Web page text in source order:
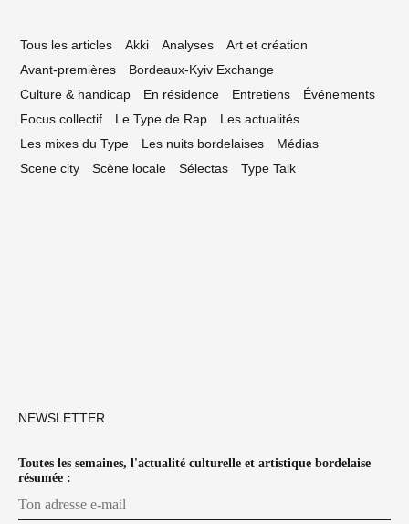
Tous les articles Akki Analyses
Art et création
Avant-premières
Bordeaux-Kyiv Exchange
Culture & handicap
En résidence Entretiens
Événements
Focus collectif
Le Type de Rap
Les actualités
Les mixes du Type
Les nuits bordelaises
Médias
Scene city
Scène locale Sélectas Type Talk
NEWSLETTER
Toutes les semaines, l'actualité culturelle et artistique bordelaise
résumée :